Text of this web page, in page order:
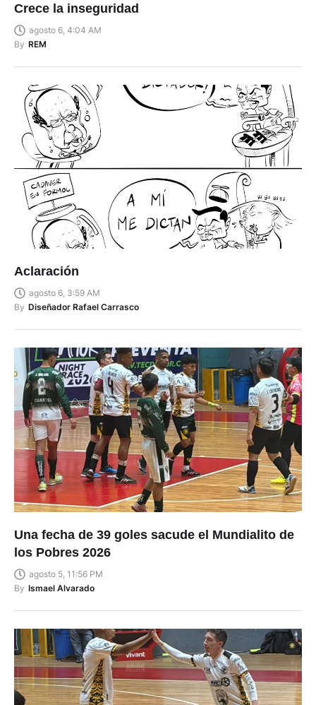
Crece la inseguridad
agosto 6, 4:04 AM
By REM
Aclaración
agosto 6, 3:59 AM
By Diseñador Rafael Carrasco
Una fecha de 39 goles sacude el Mundialito de
los Pobres 2026
agosto 5, 11:56 PM
By Ismael Alvarado